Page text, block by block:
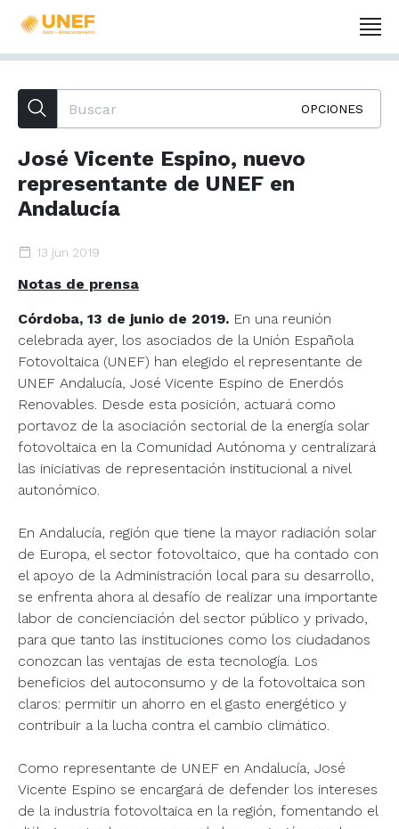
OPCIONES
José Vicente Espino, nuevo
representante de UNEF en
Andalucía
13 jun 2019
Notas de prensa
Córdoba, 13 de junio de 2019. En una reunión
celebrada ayer, los asociados de la Unión Española
Fotovoltaica (UNEF) han elegido el representante de
UNEF Andalucía, José Vicente Espino de Enerdós
Renovables. Desde esta posición, actuará como
portavoz de la asociación sectorial de la energía solar
fotovoltaica en la Comunidad Autónoma y centralizará
las iniciativas de representación institucional a nivel
autonómico.
En Andalucía, región que tiene la mayor radiación solar
de Europa, el sector fotovoltaico, que ha contado con
el apoyo de la Administración local para su desarrollo,
se enfrenta ahora al desafío de realizar una importante
labor de concienciación del sector público y privado,
para que tanto las instituciones como los ciudadanos
conozcan las ventajas de esta tecnología. Los
beneficios del autoconsumo y de la fotovoltaica son
claros: permitir un ahorro en el gasto energético y
contribuir a la lucha contra el cambio climático.
Como representante de UNEF en Andalucía, José
Vicente Espino se encargará de defender los intereses
de la industria fotovoltaica en la región, fomentando el